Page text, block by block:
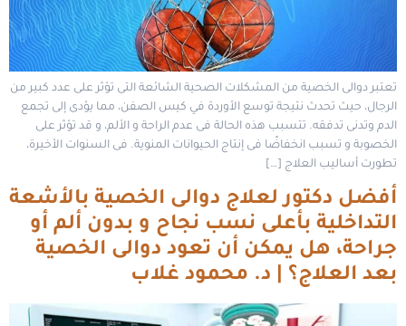
تعتبر دوالى الخصية من المشكلات الصحية الشائعة التى تؤثر على عدد كبير من
الرجال، حيث تحدث نتيجة توسع الأوردة في كيس الصفن، مما يؤدى إلى تجمع
الدم وتدنى تدفقه. تتسبب هذه الحالة فى عدم الراحة و الألم، و قد تؤثر على
الخصوبة و تسبب انخفاضًا فى إنتاج الحيوانات المنوية. فى السنوات الأخيرة،
تطورت أساليب العلاج […]
أفضل دكتور لعلاج دوالى الخصية بالأشعة
التداخلية بأعلى نسب نجاح و بدون ألم أو
جراحة، هل يمكن أن تعود دوالى الخصية
بعد العلاج؟ | د. محمود غلاب